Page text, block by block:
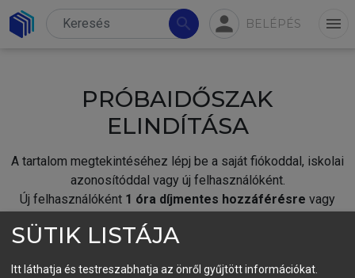
search person BELÉPÉS menu
PRÓBAIDŐSZAK
ELINDÍTÁSA
A tartalom megtekintéséhez lépj be a saját fiókoddal, iskolai
azonosítóddal vagy új felhasználóként.
Új felhasználóként 1 óra díjmentes hozzáférésre vagy
fiókoddal,vagy hozz létre új fiókot.
SÜTIK LISTÁJA
Itt láthatja és testreszabhatja az önről gyűjtött információkat.